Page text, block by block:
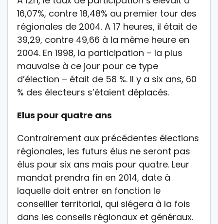
16,07%, contre 18,48% au premier tour des
régionales de 2004. A 17 heures, il était de
39,29, contre 49,66 à la même heure en
2004. En 1998, la participation – la plus
mauvaise à ce jour pour ce type
d’élection – était de 58 %. Il y a six ans, 60
% des électeurs s’étaient déplacés.
Elus pour quatre ans
Contrairement aux précédentes élections
régionales, les futurs élus ne seront pas
élus pour six ans mais pour quatre. Leur
mandat prendra fin en 2014, date à
laquelle doit entrer en fonction le
conseiller territorial, qui siégera à la fois
dans les conseils régionaux et généraux.